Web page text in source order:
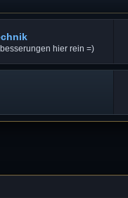
hier rein =)